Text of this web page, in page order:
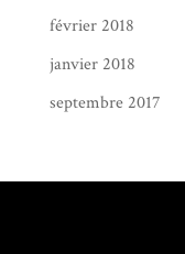
février 2018
janvier 2018
septembre 2017